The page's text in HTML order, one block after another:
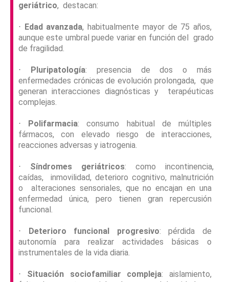
geriátrico, destacan:
⋅ Edad avanzada, habitualmente mayor de 75 años,
aunque este umbral puede variar en función del grado
de fragilidad.
⋅ Pluripatología: presencia de dos o más
enfermedades crónicas de evolución prolongada, que
generan interacciones diagnósticas y terapéuticas
complejas.
⋅ Polifarmacia: consumo habitual de múltiples
fármacos, con elevado riesgo de interacciones,
reacciones adversas y iatrogenia.
⋅ Síndromes geriátricos: como incontinencia,
caídas, inmovilidad, deterioro cognitivo, malnutrición
o alteraciones sensoriales, que no encajan en una
enfermedad única, pero tienen gran repercusión
funcional.
⋅ Deterioro funcional progresivo: pérdida de
autonomía para realizar actividades básicas o
instrumentales de la vida diaria.
⋅ Situación sociofamiliar compleja: aislamiento,